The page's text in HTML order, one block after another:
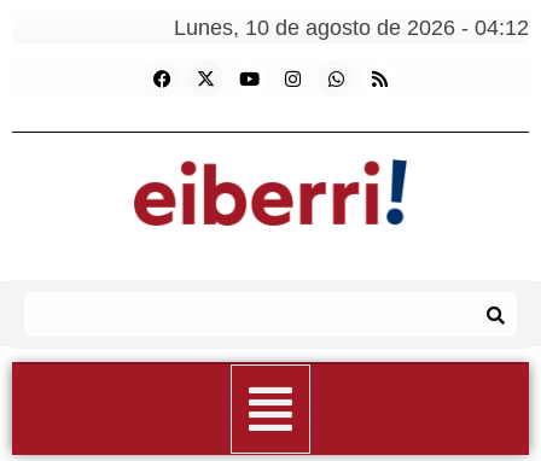
Lunes, 10 de agosto de 2026 - 04:12